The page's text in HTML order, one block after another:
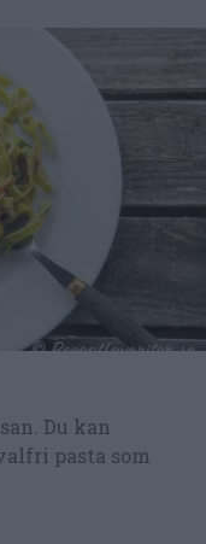
Du kan
pasta som